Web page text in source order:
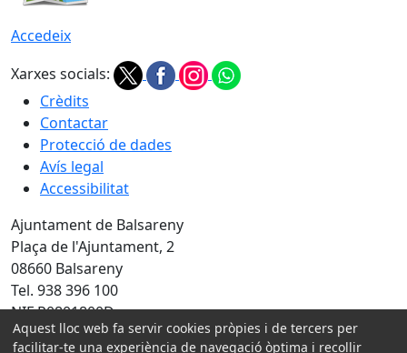
Accedeix
Xarxes socials:
Crèdits
Contactar
Protecció de dades
Avís legal
Accessibilitat
Ajuntament de Balsareny
Plaça de l'Ajuntament, 2
08660 Balsareny
Tel. 938 396 100
NIF P0801800D
Amb la col·laboració de:
Aquest lloc web fa servir cookies pròpies i de tercers per
facilitar-te una experiència de navegació òptima i recollir